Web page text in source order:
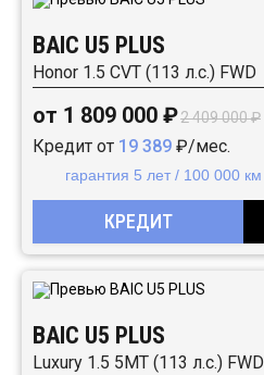
BAIC U5 PLUS
Honor 1.5 CVT (113 л.с.) FWD
от 1 809 000 ₽2 409 000 ₽
Кредит от 19 389 ₽/мес.
гарантия 5 лет / 100 000 км
КРЕДИТ
BAIC U5 PLUS
Luxury 1.5 5MT (113 л.с.) FWD